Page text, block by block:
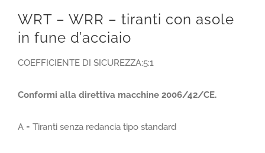
WRT – WRR – tiranti con asole
in fune d’acciaio
COEFFICIENTE DI SICUREZZA:5:1
Conformi alla direttiva macchine 2006/42/CE.
A = Tiranti senza redancia tipo standard